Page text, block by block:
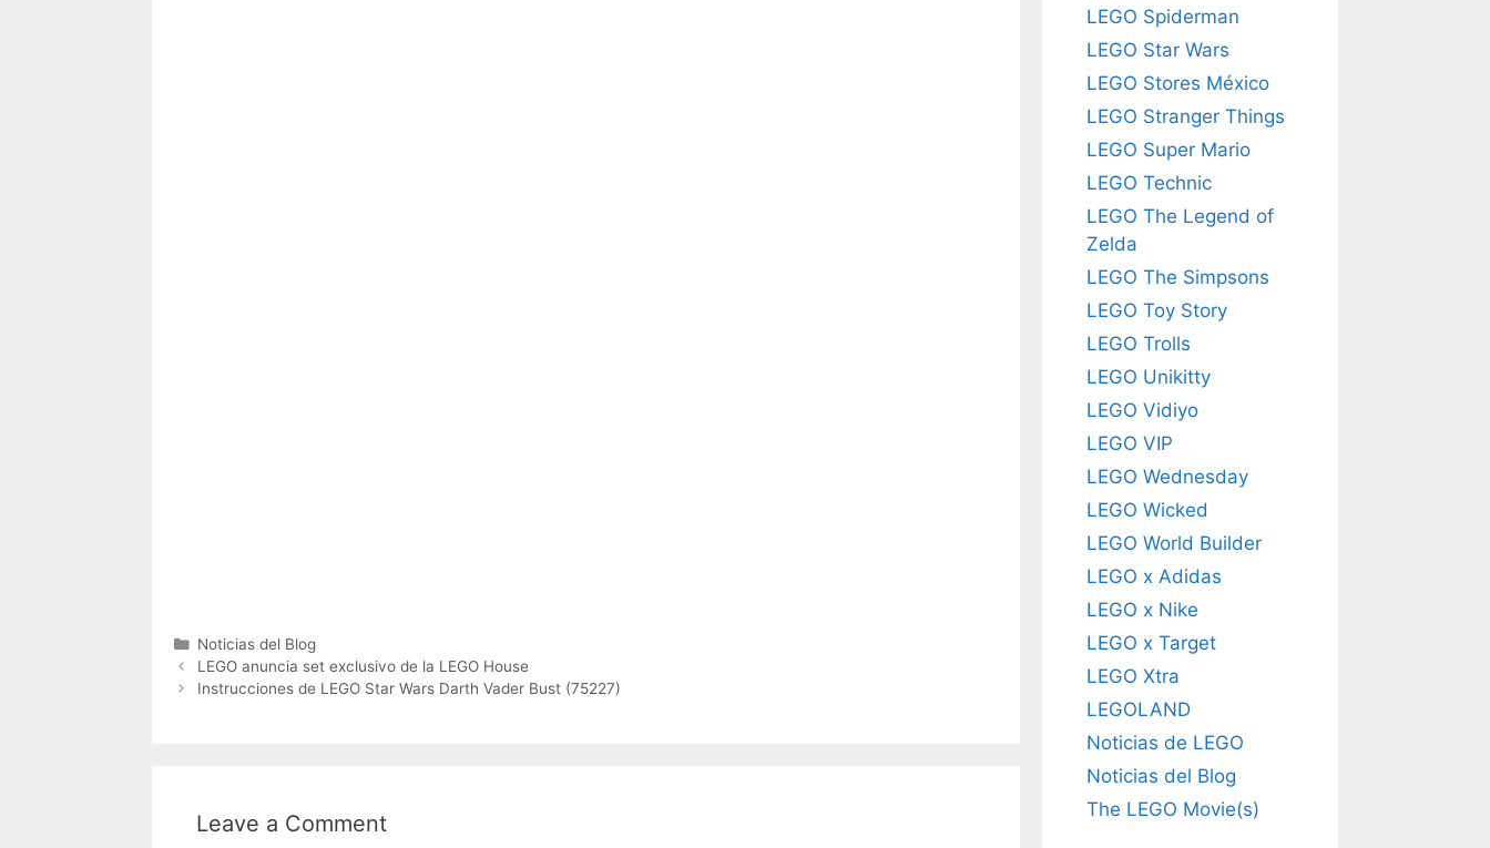
Categories
Noticias del Blog
LEGO anuncia set exclusivo de la LEGO House
Instrucciones de LEGO Star Wars Darth Vader Bust (75227)
Leave a Comment
LEGO Spiderman
LEGO Star Wars
LEGO Stores México
LEGO Stranger Things
LEGO Super Mario
LEGO Technic
LEGO The Legend of
Zelda
LEGO The Simpsons
LEGO Toy Story
LEGO Trolls
LEGO Unikitty
LEGO Vidiyo
LEGO VIP
LEGO Wednesday
LEGO Wicked
LEGO World Builder
LEGO x Adidas
LEGO x Nike
LEGO x Target
LEGO Xtra
LEGOLAND
Noticias de LEGO
Noticias del Blog
The LEGO Movie(s)